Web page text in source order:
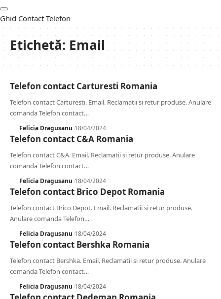
Ghid Contact Telefon
Etichetă: Email
Telefon contact Carturesti Romania
Telefon contact Carturesti. Email. Reclamatii si retur produse. Anulare
comanda Telefon contact…
Felicia Dragusanu 18/04/2024
Telefon contact C&A Romania
Telefon contact C&A. Email. Reclamatii si retur produse. Anulare
comanda Telefon contact…
Felicia Dragusanu 18/04/2024
Telefon contact Brico Depot Romania
Telefon contact Brico Depot. Email. Reclamatii si retur produse.
Anulare comanda Telefon…
Felicia Dragusanu 18/04/2024
Telefon contact Bershka Romania
Telefon contact Bershka. Email. Reclamatii si retur produse. Anulare
comanda Telefon contact…
Felicia Dragusanu 18/04/2024